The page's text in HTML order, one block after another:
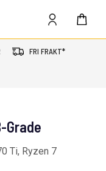
FRI FRAKT*
Grade
Ti, Ryzen 7